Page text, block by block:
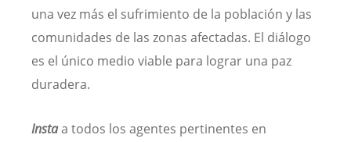
una vez más el sufrimiento de la población y las
comunidades de las zonas afectadas. El diálogo
es el único medio viable para lograr una paz
duradera.
Instaa todos los agentes pertinentes en